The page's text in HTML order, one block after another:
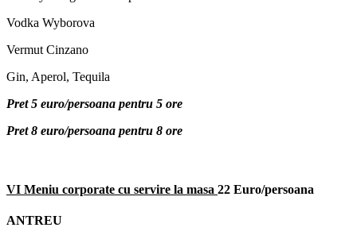
Vodka Wyborova
Vermut Cinzano
Gin, Aperol, Tequila
Pret 5 euro/persoana pentru 5 ore
Pret 8 euro/persoana pentru 8 ore
VI Meniu corporate cu servire la masa 22 Euro/persoana
ANTREU